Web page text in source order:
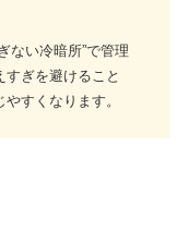
ない冷暗所”で管理
すぎを避けること
すくなります。